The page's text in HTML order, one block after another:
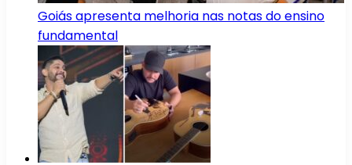
Goiás apresenta melhoria nas notas do ensino
fundamental